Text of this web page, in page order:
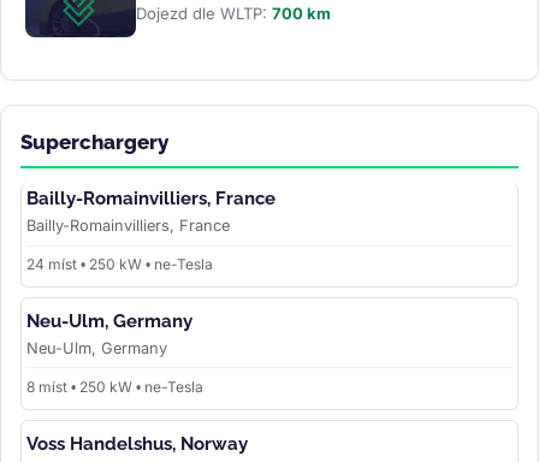
Dojezd dle WLTP: 700 km
Superchargery
Bailly-Romainvilliers, France
Bailly-Romainvilliers, France
24 míst • 250 kW • ne-Tesla
Neu-Ulm, Germany
Neu-Ulm, Germany
8 míst • 250 kW • ne-Tesla
Voss Handelshus, Norway